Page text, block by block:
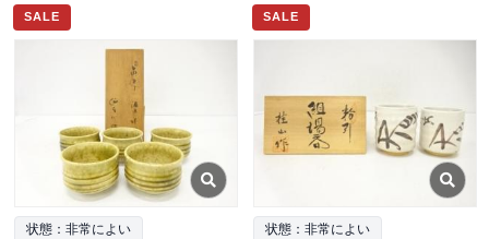
SALE
状態：非常によい
SALE
状態：非常によい